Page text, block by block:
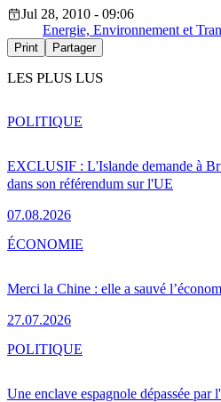
Jul 28, 2010 - 09:06
Energie, Environnement et
Print Partager
LES PLUS LUS
EXCLUSIF : L'Islande demande à
dans son référendum sur l'UE
07.08.2026
POLITIQUE
Merci la Chine : elle a sauvé
27.07.2026
ÉCONOMIE
Une enclave espagnole dépassée
POLITIQUE